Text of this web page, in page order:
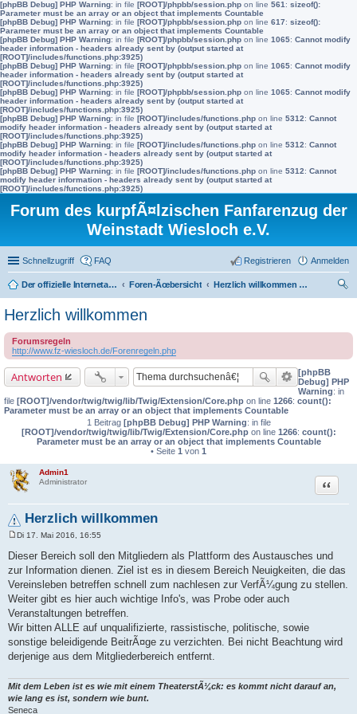
[phpBB Debug] PHP Warning: in file [ROOT]/phpbb/session.php on line 561 : sizeof():
Parameter must be an array or an object that implements Countable
[phpBB Debug] PHP Warning: in file [ROOT]/phpbb/session.php on line 617: sizeof():
Parameter must be an array or an object that implements Countable
[phpBB Debug] PHP Warning: in file [ROOT]/phpbb/session.php on line 1065: Cannot modify
header information - headers already sent by (output started at
[ROOT]/includes/functions.php:3925)
[phpBB Debug] PHP Warning: in file [ROOT]/phpbb/session.php on line 1065: Cannot modify
header information - headers already sent by (output started at
[ROOT]/includes/functions.php:3925)
[phpBB Debug] PHP Warning: in file [ROOT]/phpbb/session.php on line 1065: Cannot modify
header information - headers already sent by (output started at
[ROOT]/includes/functions.php:3925)
[phpBB Debug] PHP Warning: in file [ROOT]/includes/functions.php on line 5312: Cannot
modify header information - headers already sent by (output started at
[ROOT]/includes/functions.php:3925)
[phpBB Debug] PHP Warning: in file [ROOT]/includes/functions.php on line 5312: Cannot
modify header information - headers already sent by (output started at
[ROOT]/includes/functions.php:3925)
[phpBB Debug] PHP Warning: in file [ROOT]/includes/functions.php on line 5312: Cannot
modify header information - headers already sent by (output started at
[ROOT]/includes/functions.php:3925)
Forum des kurpfÃ¤lzischen Fanfarenzug der
Weinstadt Wiesloch e.V.
Schnellzugriff FAQ Anmelden
Registrieren
Der offizielle Internetauftritt des Fanfarenzugs Wiesloch Foren-Ãœbersicht
Herzlich willkommen zum neuen Interna-Bereich des FZ Wiesloch
Herzlich willkommen
Forumsregeln
http://www.fz-wiesloch.de/Forenregeln.php
Antworten
[phpBB
Debug] PHP
Warning: in
file [ROOT]/vendor/twig/twig/lib/Twig/Extension/Core.php on line 1266: count():
Parameter must be an array or an object that implements Countable
1 Beitrag [phpBB Debug] PHP Warning: in file
[ROOT]/vendor/twig/twig/lib/Twig/Extension/Core.phpon line 1266: count():
Parameter must be an array or an object that implements Countable
• Seite 1 von 1
Admin1
Administrator
Herzlich willkommen
Zitat
t
a
g
Di 17. Mai 2016, 16:55
Dieser Bereich soll den Mitgliedern als Plattform des Austausches und
zur Information dienen. Ziel ist es in diesem Bereich Neuigkeiten, die das
Vereinsleben betreffen schnell zum nachlesen zur VerfÃ¼gung zu stellen.
Weiter gibt es hier auch wichtige Info's, was Probe oder auch
Veranstaltungen betreffen.
Wir bitten ALLE auf unqualifizierte, rassistische, politische, sowie
sonstige beleidigende BeitrÃ¤ge zu verzichten. Bei nicht Beachtung wird
derjenige aus dem Mitgliederbereich entfernt.
Mit dem Leben ist es wie mit einem TheaterstÃ¼ck: es kommt nicht darauf an,
wie lang es ist, sondern wie bunt.
Seneca